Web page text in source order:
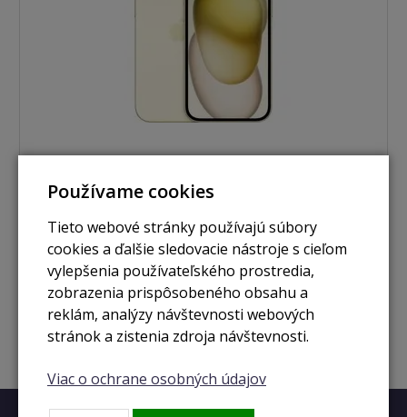
iPhone 15 512GB yellow
549 €
Používame cookies
Tieto webové stránky používajú súbory
cookies a ďalšie sledovacie nástroje s cieľom
vylepšenia používateľského prostredia,
zobrazenia prispôsobeného obsahu a
reklám, analýzy návštevnosti webových
stránok a zistenia zdroja návštevnosti.
Viac o ochrane osobných údajov